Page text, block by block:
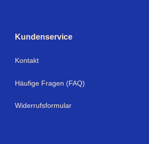
Kundenservice
Kontakt
Häufige Fragen (FAQ)
Widerrufsformular